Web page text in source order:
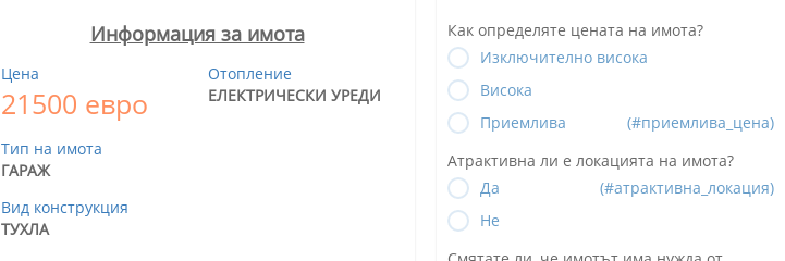
Информация за имота
Цена
21500 евро
Тип на имота
ГАРАЖ
Вид конструкция
ТУХЛА
Отопление
ЕЛЕКТРИЧЕСКИ УРЕДИ
Как определяте цената на имота?
Изключително висока
Висока
Приемлива
(#приемлива_цена)
Атрактивна ли е локацията на имота?
Да
(#атрактивна_локация)
Не